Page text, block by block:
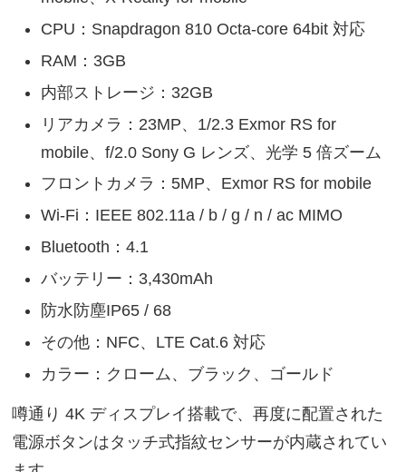
CPU：Snapdragon 810 Octa-core 64bit 対応
RAM：3GB
内部ストレージ：32GB
リアカメラ：23MP、1/2.3 Exmor RS for
mobile、f/2.0 Sony G レンズ、光学 5 倍ズーム
フロントカメラ：5MP、Exmor RS for mobile
Wi-Fi：IEEE 802.11a / b / g / n / ac MIMO
Bluetooth：4.1
バッテリー：3,430mAh
防水防塵IP65 / 68
その他：NFC、LTE Cat.6 対応
カラー：クローム、ブラック、ゴールド
噂通り 4K ディスプレイ搭載で、再度に配置された
電源ボタンはタッチ式指紋センサーが内蔵されてい